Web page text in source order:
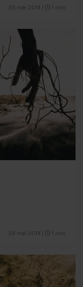
30 mei 2014 1 min
29 mei 2014 1 min